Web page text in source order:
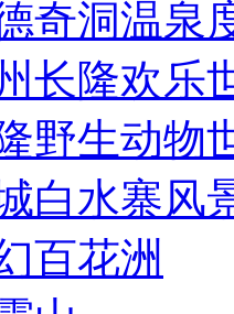
奇洞温泉
长隆欢乐
野生动物
白水寨风
百花洲